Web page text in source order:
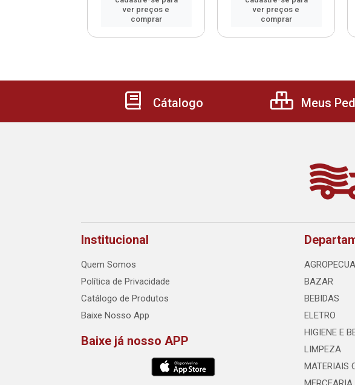
ver preços e
comprar
ver preços e
comprar
Cátalogo Meus
Institucional
Quem Somos
Política de Privacidade
Catálogo de Produtos
Baixe Nosso App
Baixe já nosso APP
BAZAR
BEBIDAS
ELETRO
HIGIENE E
LIMPEZA
MATERIAIS